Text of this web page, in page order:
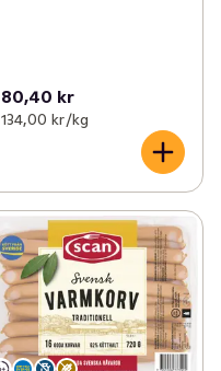
80,40 kr
134,00 kr /kg